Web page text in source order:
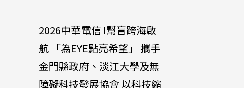
2026中華電信 I幫盲跨海啟
航 「為EYE點亮希望」 攜手
金門縣政府、淡江大學及無
障礙科技發展協會 以科技縮